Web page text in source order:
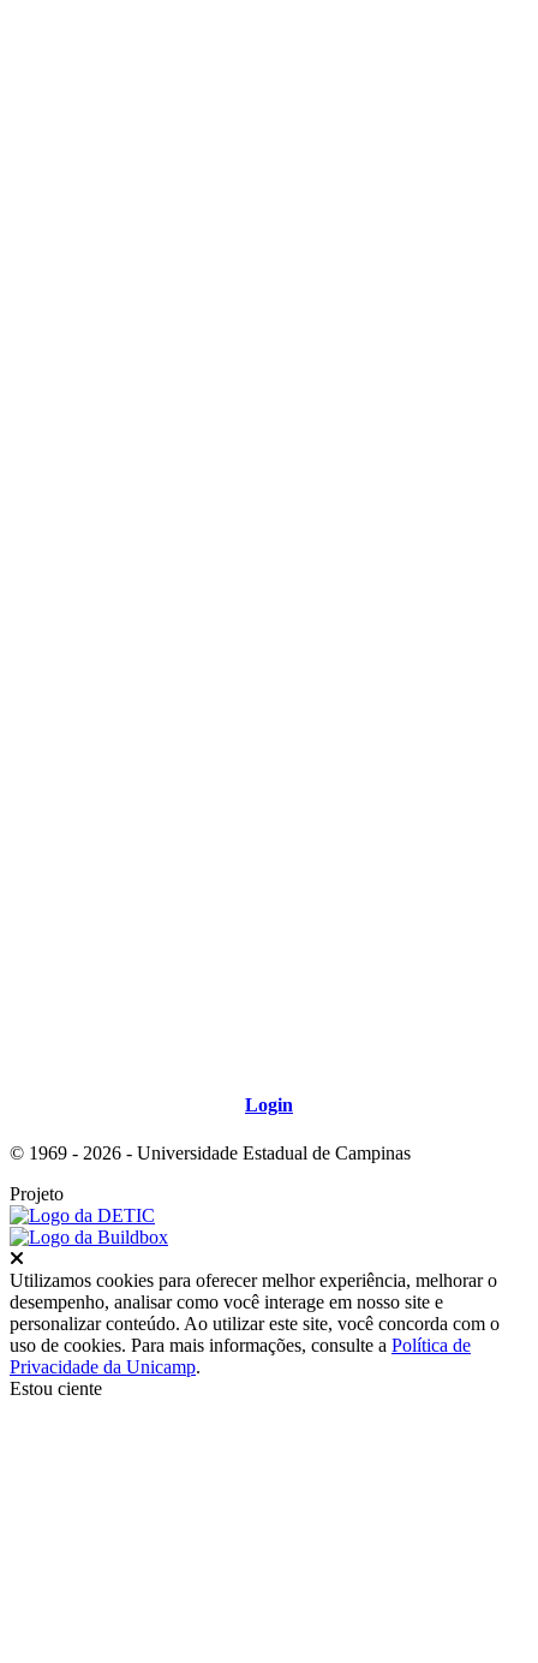
Login
© 1969 - 2026 - Universidade Estadual de Campinas
Projeto
Utilizamos cookies para oferecer melhor experiência, melhorar o
desempenho, analisar como você interage em nosso site e
personalizar conteúdo. Ao utilizar este site, você concorda com o
uso de cookies. Para mais informações, consulte a Política de
Privacidade da Unicamp.
Estou ciente